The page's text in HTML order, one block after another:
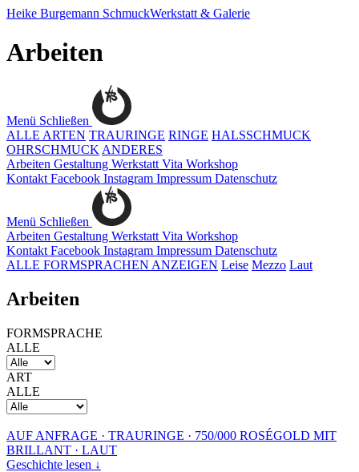
Heike Burgemann SchmuckWerkstatt & Galerie
Arbeiten
Menü Schließen
ALLE ARTEN TRAURINGE RINGE HALSSCHMUCK
OHRSCHMUCK ANDERES
Arbeiten Gestaltung Werkstatt Vita Workshop
Kontakt Facebook Instagram Impressum Datenschutz
Menü Schließen
Arbeiten Gestaltung Werkstatt Vita Workshop
Kontakt Facebook Instagram Impressum Datenschutz
ALLE FORMSPRACHEN ANZEIGEN Leise Mezzo Laut
Arbeiten
FORMSPRACHE
ALLE
ART
ALLE
AUF ANFRAGE · TRAURINGE · 750/000 ROSÉGOLD MIT
BRILLANT · LAUT
Geschichte lesen ↓